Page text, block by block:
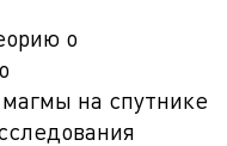
о
на спутнике